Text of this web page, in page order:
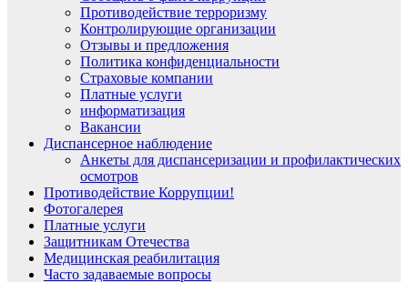
Противодействие терроризму
Контролирующие организации
Отзывы и предложения
Политика конфиденциальности
Страховые компании
Платные услуги
информатизация
Вакансии
Диспансерное наблюдение
Анкеты для диспансеризации и профилактических
осмотров
Противодействие Коррупции!
Фотогалерея
Платные услуги
Защитникам Отечества
Медицинская реабилитация
Часто задаваемые вопросы